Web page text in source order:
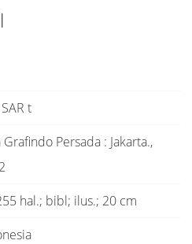
t
Grafindo Persada : Jakarta.,
hal.; bibl; ilus.; 20 cm